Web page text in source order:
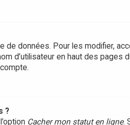
données. Pour les modifier,
d’utilisateur en haut des pages
?
Cacher mon statut en ligne.